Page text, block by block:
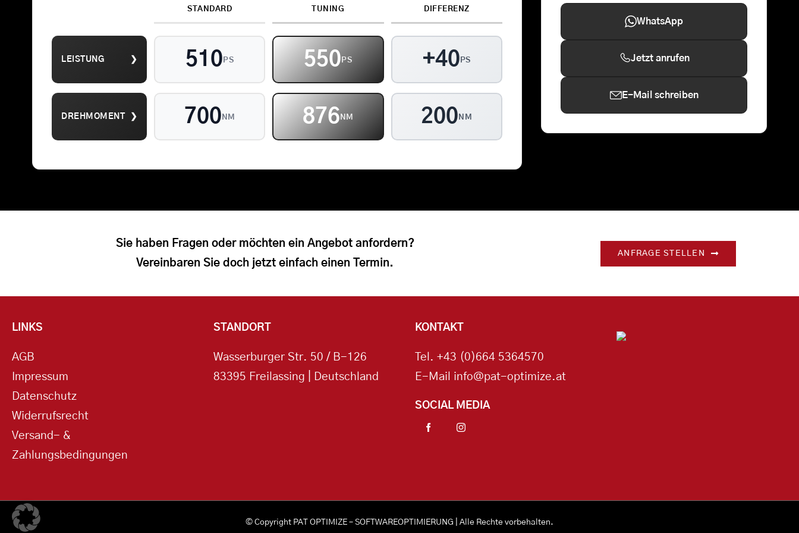
STANDARD TUNING DIFFERENZ
LEISTUNG ❯ 510 PS 550 PS +40 PS
DREHMOMENT ❯ 700 NM 900 NM 200 NM
WhatsApp
Jetzt anrufen
E-Mail schreiben
Sie haben Fragen oder möchten ein Angebot anfordern?
Vereinbaren Sie doch jetzt einfach einen Termin.
ANFRAGE STELLEN
LINKS
AGB
Impressum
Datenschutz
Widerrufsrecht
Versand- &
Zahlungsbedingungen
STANDORT
Wasserburger Str. 50 / B-126
83395 Freilassing | Deutschland
KONTAKT
Tel.+43 (0)664 5364570
E-Mail info@pat-optimize.at
SOCIAL MEDIA
© Copyright PAT OPTIMIZE – SOFTWAREOPTIMIERUNG | Alle Rechte vorbehalten.